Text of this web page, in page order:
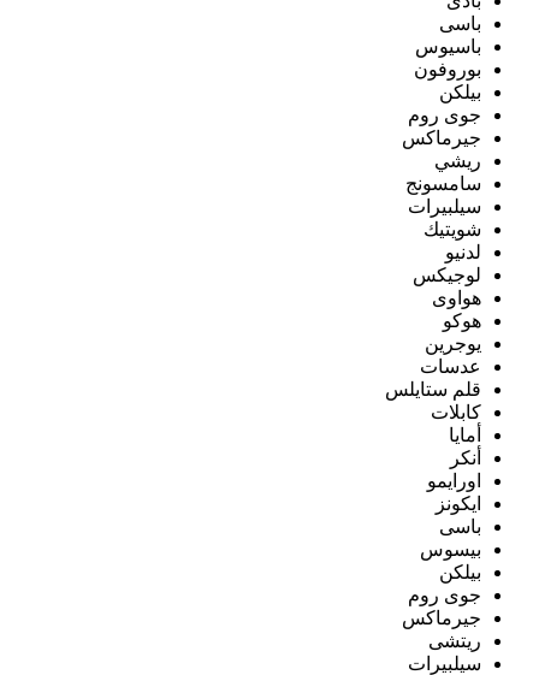
باسى
باسيوس
بوروفون
بيلكن
جوى روم
جيرماكس
ريشي
سامسونج
سيلبيرات
شويتيك
لدنيو
لوجيكس
هواوى
هوكو
يوجرين
عدسات
قلم ستايلس
كابلات
أمايا
أنكر
اورايمو
ايكونز
باسى
بيسوس
بيلكن
جوى روم
جيرماكس
ريتشى
سيلبيرات